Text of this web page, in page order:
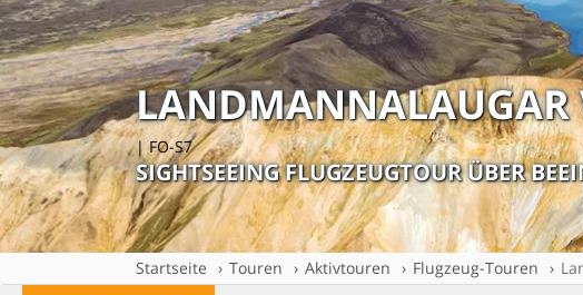
LANDMANNALAUGAR
| FO-S7
SIGHTSEEING FLUGZEUGTOUR ÜBER
Startseite Touren Aktivtouren Flugzeug-Touren